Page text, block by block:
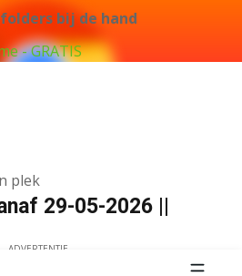
bij de hand
- GRATIS
plek
29-05-2026 ||
ADVERTENTIE